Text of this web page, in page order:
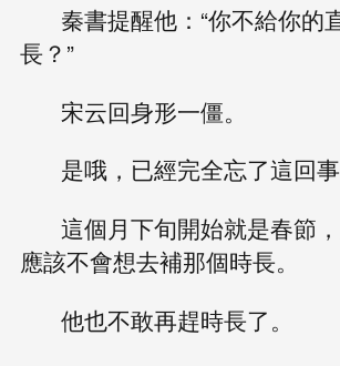
秦書提醒他：“你不給你的
長？”
宋云回身形一僵。
是哦，已經完全忘了這回事
這個月下旬開始就是春節
應該不會想去補那個時長。
他也不敢再趕時長了。